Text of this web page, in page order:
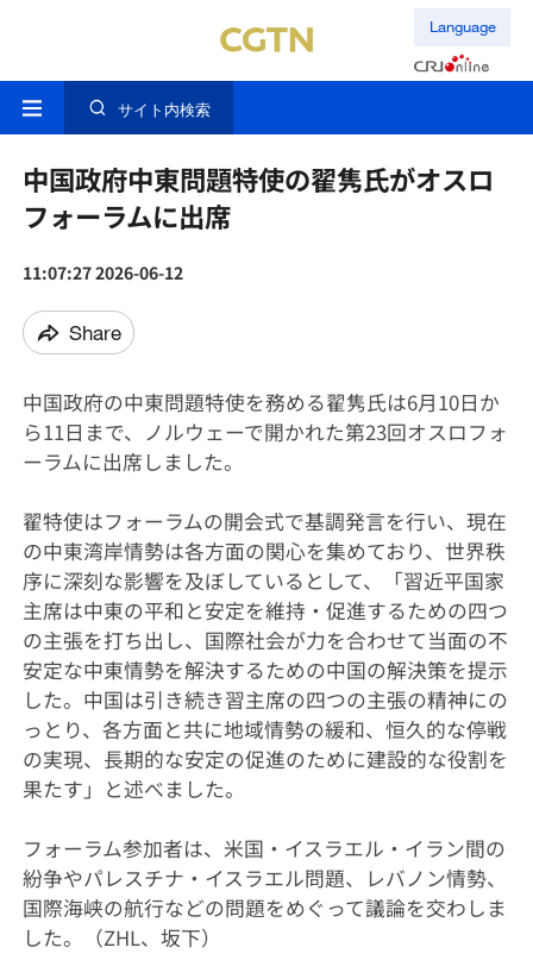
Language
サイト内検索
中国政府中東問題特使の翟隽氏がオスロ
フォーラムに出席
11:07:27 2026-06-12
Share
中国政府の中東問題特使を務める翟隽氏は6月10日か
ら11日まで、ノルウェーで開かれた第23回オスロフォ
ーラムに出席しました。
翟特使はフォーラムの開会式で基調発言を行い、現在
の中東湾岸情勢は各方面の関心を集めており、世界秩
序に深刻な影響を及ぼしているとして、「習近平国家
主席は中東の平和と安定を維持・促進するための四つ
の主張を打ち出し、国際社会が力を合わせて当面の不
安定な中東情勢を解決するための中国の解決策を提示
した。中国は引き続き習主席の四つの主張の精神にの
っとり、各方面と共に地域情勢の緩和、恒久的な停戦
の実現、長期的な安定の促進のために建設的な役割を
果たす」と述べました。
フォーラム参加者は、米国・イスラエル・イラン間の
紛争やパレスチナ・イスラエル問題、レバノン情勢、
国際海峡の航行などの問題をめぐって議論を交わしま
した。（ZHL、坂下）